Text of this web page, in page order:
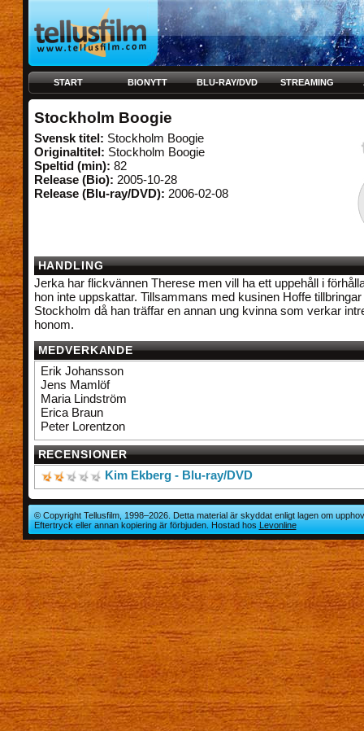
START BIONYTT BLU-RAY/DVD STREAMING
Stockholm Boogie
Svensk titel: Stockholm Boogie
Originaltitel: Stockholm Boogie
Speltid (min): 82
Release (Bio): 2005-10-28
Release (Blu-ray/DVD): 2006-02-08
HANDLING
Jerka har flickvännen Therese men vill ha ett uppehåll i
hon inte uppskattar. Tillsammans med kusinen Hoffe
Stockholm då han träffar en annan ung kvinna som verkar
honom.
MEDVERKANDE
Erik Johansson
Jens Mamlöf
Maria Lindström
Erica Braun
Peter Lorentzon
RECENSIONER
Kim Ekberg - Blu-ray/DVD
© Copyright Tellusfilm, 1998–2026. Detta material är skyddat enligt lagen om
Eftertryck eller annan kopiering är förbjuden. Hostad hosLevonline